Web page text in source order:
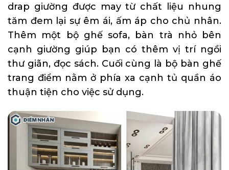
drap giường được may từ chất liệu nhung
tăm đem lại sự êm ái, ấm áp cho chủ nhân.
Thêm một bộ ghế sofa, bàn trà nhỏ bên
cạnh giường giúp bạn có thêm vị trí ngồi
thư giãn, đọc sách. Cuối cùng là bộ bàn ghế
trang điểm nằm ở phía xa cạnh tủ quần áo
thuận tiện cho việc sử dụng.